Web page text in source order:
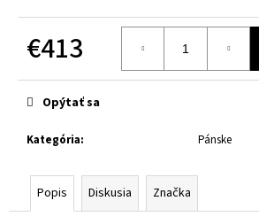
€413
cena:
Kategória: Pánske
Opýtať sa
Popis Diskusia Značka
ú
XRC
BLACK
MATT
€243